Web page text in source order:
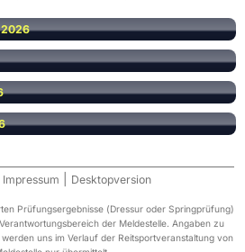
2026
Impressum Desktopversion
Prüfungsergebnisse (Dressur oder Springprüfung)
der Meldestelle. Angaben zu
uns im Verlauf der Reitsportveranstaltung von